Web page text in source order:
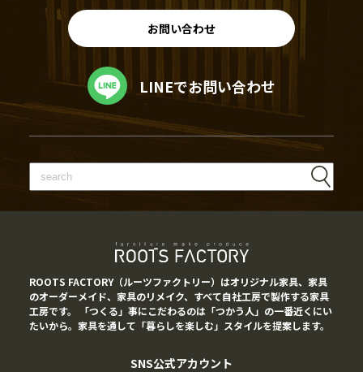
お問い合わせ
LINEでお問い合わせ
ROOTS FACTORY（ルーツファクトリー）はオリジナル家具、家具
のオーダーメイド、家具のリメイク、すべて自社工房で製作する家具
工房です。 「つくる」事にこだわるのは「つかう人」の一番近くにい
たいから。家具を通して「暮らしを楽しむ」スタイルを提案します。
SNS公式アカウント